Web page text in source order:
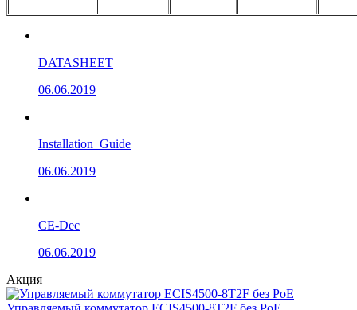
DATASHEET
06.06.2019
Installation_Guide
06.06.2019
CE-Dec
06.06.2019
Акция